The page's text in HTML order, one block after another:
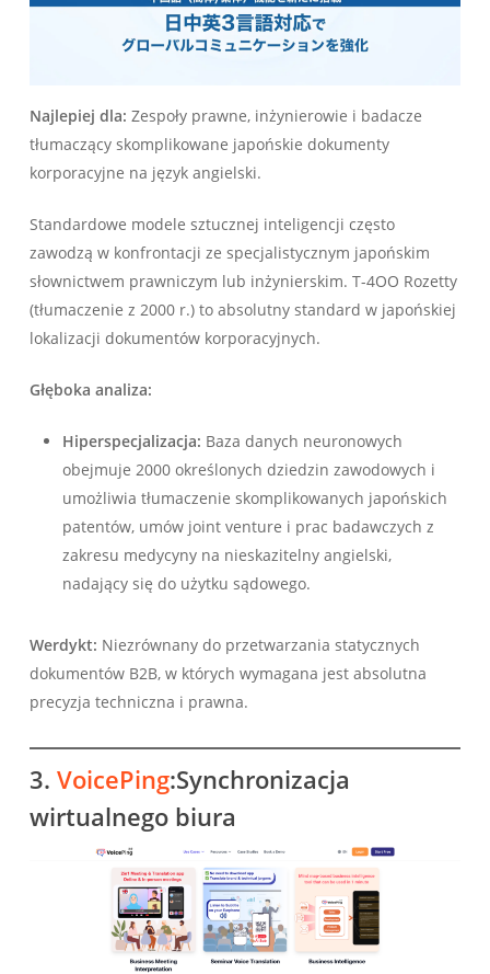
Najlepiej dla: Zespoły prawne, inżynierowie i badacze
tłumaczący skomplikowane japońskie dokumenty
korporacyjne na język angielski.
Standardowe modele sztucznej inteligencji często
zawodzą w konfrontacji ze specjalistycznym japońskim
słownictwem prawniczym lub inżynierskim. T-4OO Rozetty
(tłumaczenie z 2000 r.) to absolutny standard w japońskiej
lokalizacji dokumentów korporacyjnych.
Głęboka analiza:
Hiperspecjalizacja: Baza danych neuronowych
obejmuje 2000 określonych dziedzin zawodowych i
umożliwia tłumaczenie skomplikowanych japońskich
patentów, umów joint venture i prac badawczych z
zakresu medycyny na nieskazitelny angielski,
nadający się do użytku sądowego.
Werdykt: Niezrównany do przetwarzania statycznych
dokumentów B2B, w których wymagana jest absolutna
precyzja techniczna i prawna.
3. VoicePing:Synchronizacja
wirtualnego biura